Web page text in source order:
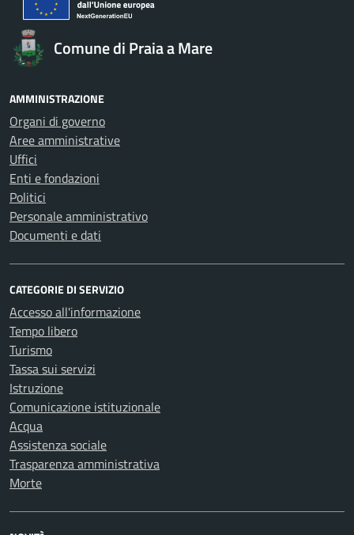
Comune di Praia a Mare
AMMINISTRAZIONE
Organi di governo
Aree amministrative
Uffici
Enti e fondazioni
Politici
Personale amministrativo
Documenti e dati
CATEGORIE DI SERVIZIO
Accesso all'informazione
Tempo libero
Turismo
Tassa sui servizi
Istruzione
Comunicazione istituzionale
Acqua
Assistenza sociale
Trasparenza amministrativa
Morte